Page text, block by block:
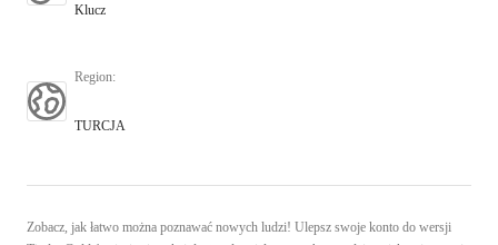
Klucz
Region:
TURCJA
Zobacz, jak łatwo można poznawać nowych ludzi! Ulepsz swoje konto do wersji